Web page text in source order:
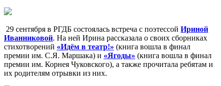
29 сентября в РГДБ состоялась встреча с поэтессой Ириной
Иванниковой. На ней Ирина рассказала о своих сборниках
стихотворений «Идём в театр!» (книга вошла в финал
премии им. С.Я. Маршака) и «Ягоды» (книга вошла в финал
премии им. Корнея Чуковского), а также прочитала ребятам и
их родителям отрывки из них.